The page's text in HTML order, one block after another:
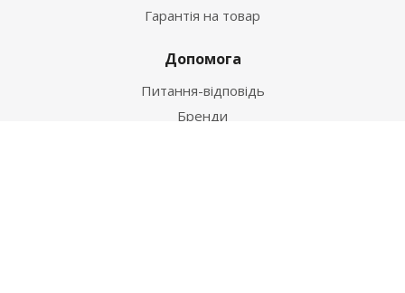
Гарантія на товар
Допомога
Питання-відповідь
Бренди